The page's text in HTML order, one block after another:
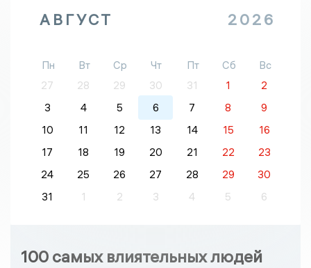
АВГУСТ 2026
Пн Вт Ср Чт Пт Сб
Вс
27
28 29 30 31 1
2
3
4 5 6 7 8
9
10
11 12 13 14 15
16
17
18 19 20 21 22
23
24
25 26 27 28 29
30
31
1 2 3 4 5 6
100 самых влиятельных людей